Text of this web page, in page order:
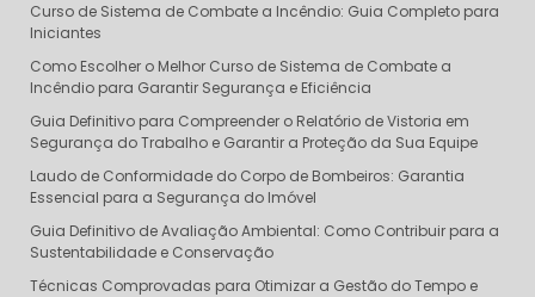
Curso de Sistema de Combate a Incêndio: Guia Completo para
Iniciantes
Como Escolher o Melhor Curso de Sistema de Combate a
Incêndio para Garantir Segurança e Eficiência
Guia Definitivo para Compreender o Relatório de Vistoria em
Segurança do Trabalho e Garantir a Proteção da Sua Equipe
Laudo de Conformidade do Corpo de Bombeiros: Garantia
Essencial para a Segurança do Imóvel
Guia Definitivo de Avaliação Ambiental: Como Contribuir para a
Sustentabilidade e Conservação
Técnicas Comprovadas para Otimizar a Gestão do Tempo e